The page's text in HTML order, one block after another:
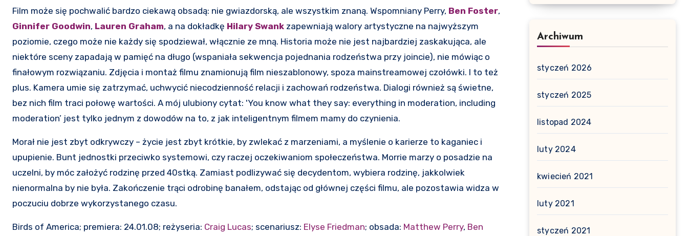
Film może się pochwalić bardzo ciekawą obsadą: nie gwiazdorską, ale wszystkim znaną. Wspomniany Perry, Ben Foster,
Ginnifer Goodwin, Lauren Graham, a na dokładkę Hilary Swank zapewniają walory artystyczne na najwyższym
poziomie, czego może nie każdy się spodziewał, włącznie ze mną. Historia może nie jest najbardziej zaskakująca, ale
niektóre sceny zapadają w pamięć na długo (wspaniała sekwencja pojednania rodzeństwa przy joincie), nie mówiąc o
finałowym rozwiązaniu. Zdjęcia i montaż filmu znamionują film nieszablonowy, spoza mainstreamowej czołówki. I to też
plus. Kamera umie się zatrzymać, uchwycić niecodzienność relacji i zachowań rodzeństwa. Dialogi również są świetne,
bez nich film traci połowę wartości. A mój ulubiony cytat: 'You know what they say: everything in moderation, including
moderation’ jest tylko jednym z dowodów na to, z jak inteligentnym filmem mamy do czynienia.
Morał nie jest zbyt odkrywczy – życie jest zbyt krótkie, by zwlekać z marzeniami, a myślenie o karierze to kaganiec i
upupienie. Bunt jednostki przeciwko systemowi, czy raczej oczekiwaniom społeczeństwa. Morrie marzy o posadzie na
uczelni, by móc założyć rodzinę przed 40stką. Zamiast podlizywać się decydentom, wybiera rodzinę, jakkolwiek
nienormalna by nie była. Zakończenie trąci odrobinę banałem, odstając od głównej części filmu, ale pozostawia widza w
poczuciu dobrze wykorzystanego czasu.
Birds of America; premiera: 24.01.08; reżyseria: Craig Lucas; scenariusz: Elyse Friedman; obsada: Matthew Perry, Ben
Archiwum
styczeń 2026
styczeń 2025
listopad 2024
luty 2024
kwiecień 2021
luty 2021
styczeń 2021